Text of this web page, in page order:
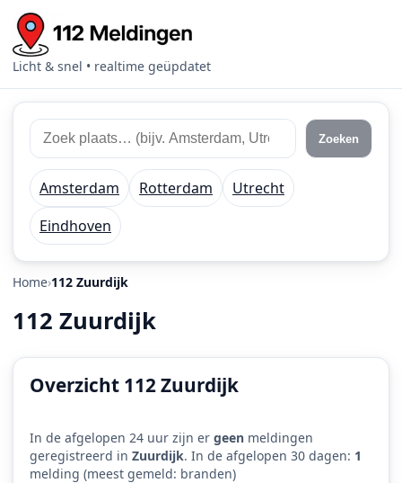
Licht & snel • realtime geüpdatet
Zoek
112
meldingen
Zoek
plaats
of
regio
Zoeken
Amsterdam Rotterdam
Utrecht
Eindhoven
Home 112 Zuurdijk
112 Zuurdijk
Overzicht 112 Zuurdijk
In de afgelopen 24 uur zijn er geen meldingen
geregistreerd in Zuurdijk. In de afgelopen 30 dagen: 1
melding (meest gemeld: branden)